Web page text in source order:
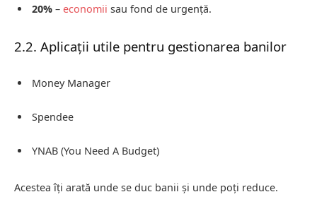
20% – economii sau fond de urgență.
2.2. Aplicații utile pentru gestionarea banilor
Money Manager
Spendee
YNAB (You Need A Budget)
Acestea îți arată unde se duc banii și unde poți reduce.